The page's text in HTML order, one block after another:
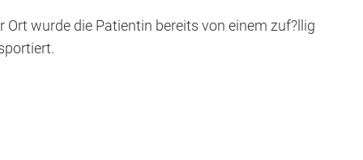
wurde die Patientin bereits von einem zuf?llig